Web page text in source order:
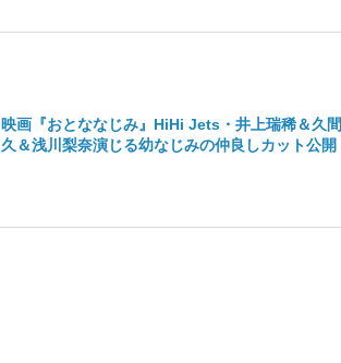
映画『おとななじみ』HiHi Jets・井上瑞稀＆久
久＆浅川梨奈演じる幼なじみの仲良しカット公開